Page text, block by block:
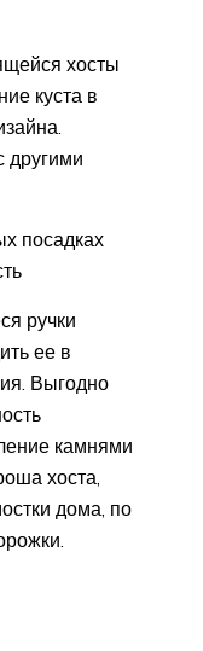
хосты
куста в
другими
посадках
ручки
ее в
Выгодно
камнями
хоста,
дома, по